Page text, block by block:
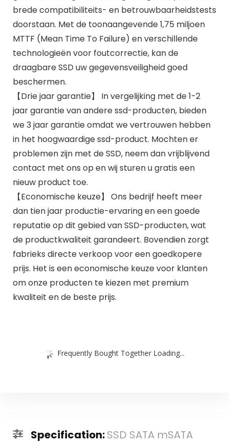
brede compatibiliteits- en betrouwbaarheidstests
doorstaan. Met de toonaangevende 1,75 miljoen
MTTF (Mean Time To Failure) en verschillende
technologieën voor foutcorrectie, kan de
draagbare SSD uw gegevensveiligheid goed
beschermen.
【Drie jaar garantie】 In vergelijking met de 1-2
jaar garantie van andere ssd-producten, bieden
we 3 jaar garantie omdat we vertrouwen hebben
in het hoogwaardige ssd-product. Mochten er
problemen zijn met de SSD, neem dan vrijblijvend
contact met ons op en wij sturen u gratis een
nieuw product toe.
【Economische keuze】 Ons bedrijf heeft meer
dan tien jaar productie-ervaring en een goede
reputatie op dit gebied van SSD-producten, wat
de productkwaliteit garandeert. Bovendien zorgt
fabrieks directe verkoop voor een goedkopere
prijs. Het is een economische keuze voor klanten
om onze producten te kiezen met premium
kwaliteit en de beste prijs.
Frequently Bought Together Loading...
Specification:SSD SATA mSATA